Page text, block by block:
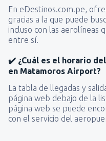
En eDestinos.com.pe,
gracias a la que puede
incluso con las aerolíneas
entre sí.
✔️ ¿Cuál es el horario
en Matamoros Airport?
La tabla de llegadas y
página web debajo de la
página web se puede
con el servicio del